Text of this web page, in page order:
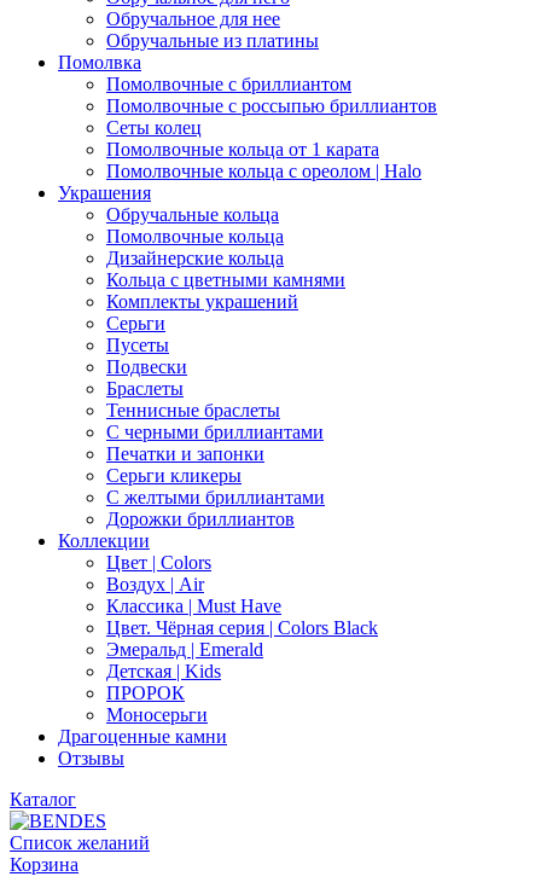
Обручальное для нее
Обручальные из платины
Помолвка
Помолвочные с бриллиантом
Помолвочные с россыпью бриллиантов
Сеты колец
Помолвочные кольца от 1 карата
Помолвочные кольца с ореолом | Halo
Украшения
Обручальные кольца
Помолвочные кольца
Дизайнерские кольца
Кольца с цветными камнями
Комплекты украшений
Серьги
Пусеты
Подвески
Браслеты
Теннисные браслеты
C черными бриллиантами
Печатки и запонки
Серьги кликеры
С желтыми бриллиантами
Дорожки бриллиантов
Коллекции
Цвет | Colors
Воздух | Air
Классика | Must Have
Цвет. Чёрная серия | Colors Black
Эмеральд | Emerald
Детская | Kids
ПРОРОК
Моносерьги
Драгоценные камни
Отзывы
Каталог
Список желаний
Корзина